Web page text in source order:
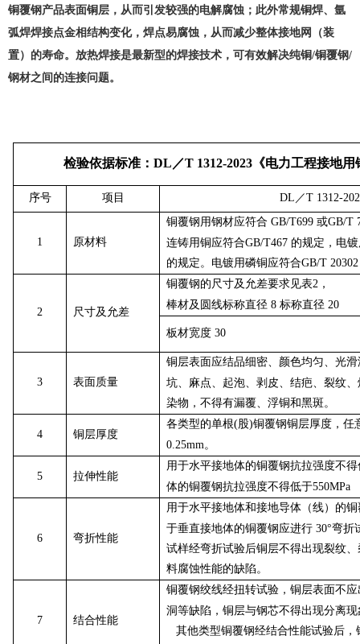
铜覆钢产品表面铜层，从而引发较强的电解腐蚀；此外常规铜焊、氩
弧焊焊接点金相结构变化，焊点易腐蚀，从而减少整体接地网（装
置）的寿命。放热焊接是最新型的焊接技术，可有效解决纯铜/铜覆钢/
钢材之间的连接问题。
检验依据标准：DL／T 1312-2023《电力工程接地
序号 项目 DL ／T 1312-
1 原材料
铜覆钢用钢材应符合 GB/T699 或GB/T
连铸用铜应符合GB/T467 的规定，电
的规定。电镀用磷铜应符合GB/T
2 尺寸及允差
铜覆钢的尺寸及允差要求见表2，
棒材及圆线标称直径 8标称直径 20
板材宽度 30
3 表面质量
铜层表面应结品细密、颜色均匀、光
坑、麻点、起泡、剥皮、结疤、裂纹
染物，不得有漏覆、浮铜和黑斑。
4 铜层厚度
各类型的单根(股)铜覆钢铜层厚度，任
0.25mm。
5 拉伸性能
用于水平接地体的铜覆钢抗拉强度不
体的铜覆钢抗拉强度不得低于550MPa
6 弯折性能
用于水平接地体和接地导体（线）的
于垂直接地体的铜覆钢应进行 30°弯
试样经弯折试验后铜层不得出现裂纹
料腐蚀性能的缺陷。
7 结合性能
铜覆钢绞线经扭转试验，铜层表面不
洞等缺陷，铜层与钢芯不得出现分离现
其他类型铜覆钢经结合性能试验后